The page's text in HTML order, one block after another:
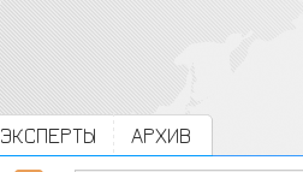
ЭКСПЕРТЫ АРХИВ